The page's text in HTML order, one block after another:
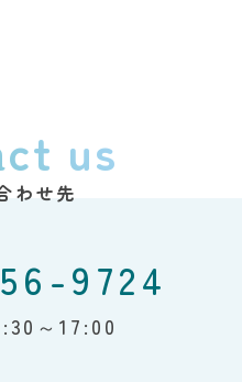
us
わせ先
9724
～17:00